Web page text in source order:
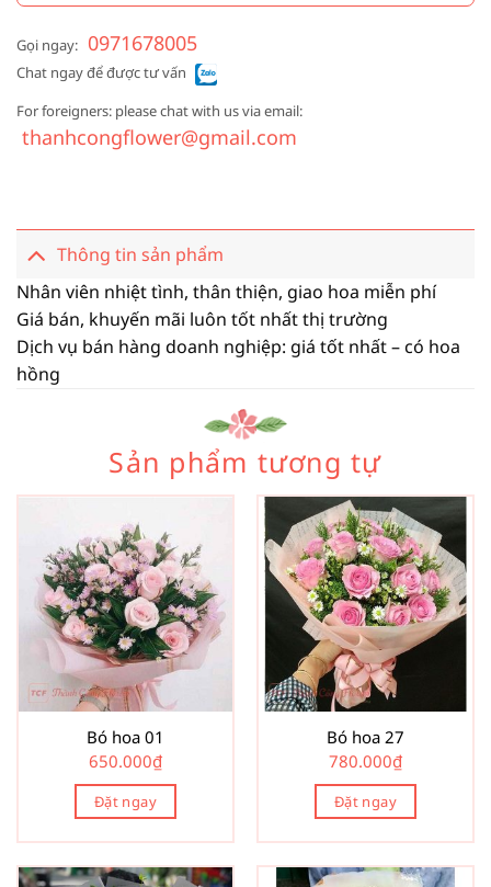
Gọi ngay: 0971678005
Chat ngay để được tư vấn
For foreigners: please chat with us via email:
thanhcongflower@gmail.com
Thông tin sản phẩm
Nhân viên nhiệt tình, thân thiện, giao hoa miễn phí
Giá bán, khuyến mãi luôn tốt nhất thị trường
Dịch vụ bán hàng doanh nghiệp: giá tốt nhất – có hoa
hồng
Sản phẩm tương tự
Bó hoa 01
650.000₫
Đặt ngay
Bó hoa 27
780.000₫
Đặt ngay